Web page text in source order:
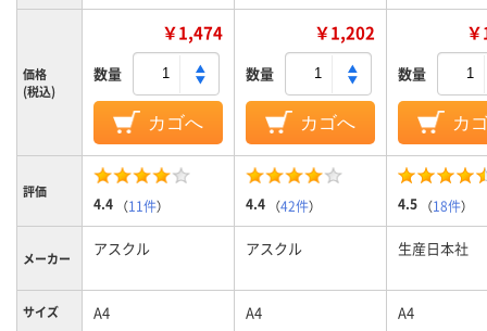
価格
(税込)
￥1,474
数量
カゴへ
￥1,202
数量
カゴへ
数量
カ
評価
4.4 （11件） 4.4 （42件） 4.5 （18件）
メーカー アスクル アスクル 生産日本社
サイズ A4 A4 A4